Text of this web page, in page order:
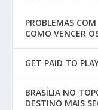
PROBLEMAS
COMO VENCER
GET PAID TO
BRASÍLIA NO
DESTINO MAIS